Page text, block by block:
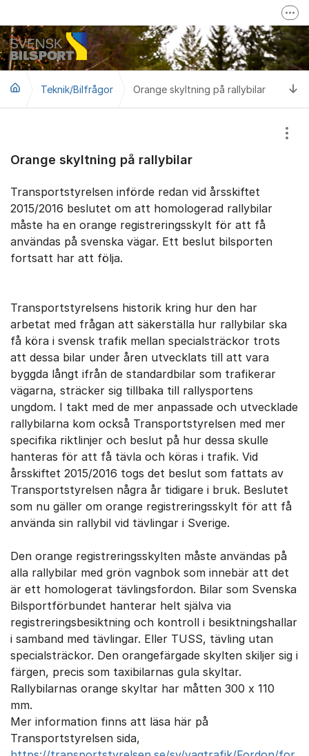
Mer om Svensk Bilsport
Svensk Bilsport på Facebook
LoTs - Tävling/Licensverktyg
Teknik/Bilfrågor Orange skyltning på rallybilar
Orange skyltning på rallybilar
Transportstyrelsen införde redan vid årsskiftet
2015/2016 beslutet om att homologerad rallybilar
måste ha en orange registreringsskylt för att få
användas på svenska vägar. Ett beslut bilsporten
fortsatt har att följa.
Transportstyrelsens historik kring hur den har
arbetat med frågan att säkerställa hur rallybilar ska
få köra i svensk trafik mellan specialsträckor trots
att dessa bilar under åren utvecklats till att vara
byggda långt ifrån de standardbilar som trafikerar
vägarna, sträcker sig tillbaka till rallysportens
ungdom. I takt med de mer anpassade och utvecklade
rallybilarna kom också Transportstyrelsen med mer
specifika riktlinjer och beslut på hur dessa skulle
hanteras för att få tävla och köras i trafik. Vid
årsskiftet 2015/2016 togs det beslut som fattats av
Transportstyrelsen några år tidigare i bruk. Beslutet
som nu gäller om orange registreringsskylt för att få
använda sin rallybil vid tävlingar i Sverige.
Den orange registreringsskylten måste användas på
alla rallybilar med grön vagnbok som innebär att det
är ett homologerat tävlingsfordon. Bilar som Svenska
Bilsportförbundet hanterar helt själva via
registreringsbesiktning och kontroll i besiktningshallar
i samband med tävlingar. Eller TUSS, tävling utan
specialsträckor. Den orangefärgade skylten skiljer sig i
färgen, precis som taxibilarnas gula skyltar.
Rallybilarnas orange skyltar har måtten 300 x 110
mm.
Mer information finns att läsa här på
Transportstyrelsen sida,